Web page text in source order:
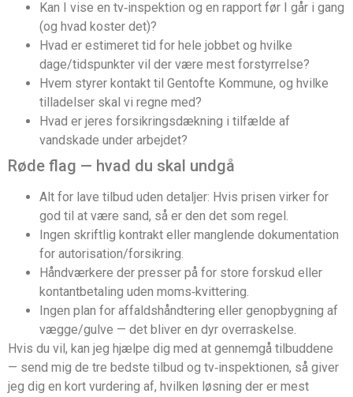
Kan I vise en tv‑inspektion og en rapport før I går i gang
(og hvad koster det)?
Hvad er estimeret tid for hele jobbet og hvilke
dage/tidspunkter vil der være mest forstyrrelse?
Hvem styrer kontakt til Gentofte Kommune, og hvilke
tilladelser skal vi regne med?
Hvad er jeres forsikringsdækning i tilfælde af
vandskade under arbejdet?
Røde flag — hvad du skal undgå
Alt for lave tilbud uden detaljer: Hvis prisen virker for
god til at være sand, så er den det som regel.
Ingen skriftlig kontrakt eller manglende dokumentation
for autorisation/forsikring.
Håndværkere der presser på for store forskud eller
kontantbetaling uden moms‑kvittering.
Ingen plan for affaldshåndtering eller genopbygning af
vægge/gulve — det bliver en dyr overraskelse.
Hvis du vil, kan jeg hjælpe dig med at gennemgå tilbuddene
— send mig de tre bedste tilbud og tv‑inspektionen, så giver
jeg dig en kort vurdering af, hvilken løsning der er mest